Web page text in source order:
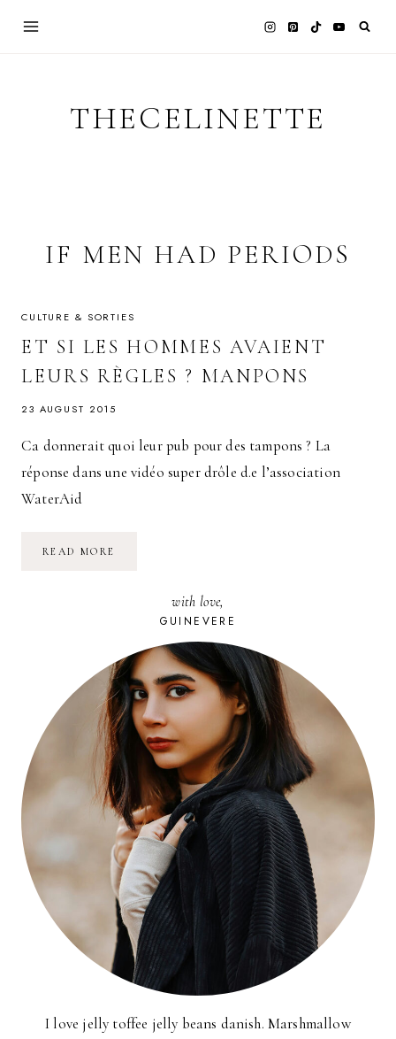
THECELINETTE
IF MEN HAD PERIODS
CULTURE & SORTIES
ET SI LES HOMMES AVAIENT
LEURS RÈGLES ? MANPONS
23 AUGUST 2015
Ca donnerait quoi leur pub pour des tampons ? La
réponse dans une vidéo super drôle d.e l’association
WaterAid
READ MORE
AVAIENT
RÈGLES
MANPONS
with love,
GUINEVERE
I love jelly toffee jelly beans danish. Marshmallow